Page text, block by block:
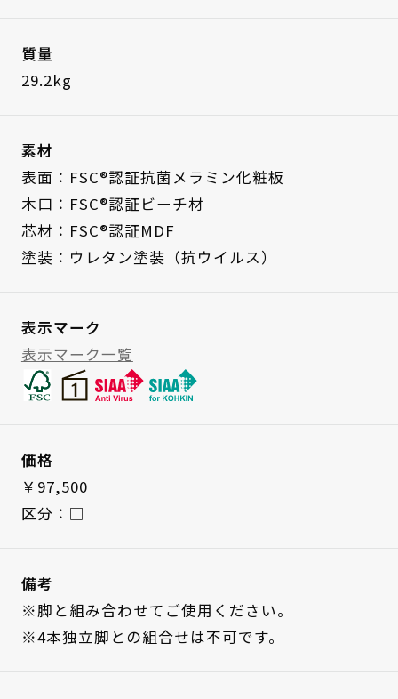
質量
29.2kg
素材
表面：FSC®認証抗菌メラミン化粧板
木口：FSC®認証ビーチ材
芯材：FSC®認証MDF
塗装：ウレタン塗装（抗ウイルス）
表示マーク
表示マーク一覧
価格
￥97,500
区分：□
備考
※脚と組み合わせてご使用ください。
※4本独立脚との組合せは不可です。